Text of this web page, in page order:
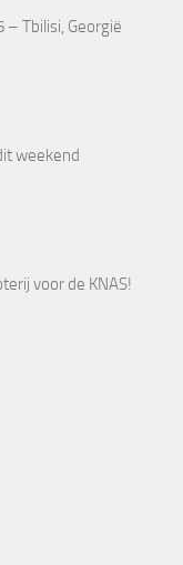
Tbilisi, Georgië
weekend
voor de KNAS!